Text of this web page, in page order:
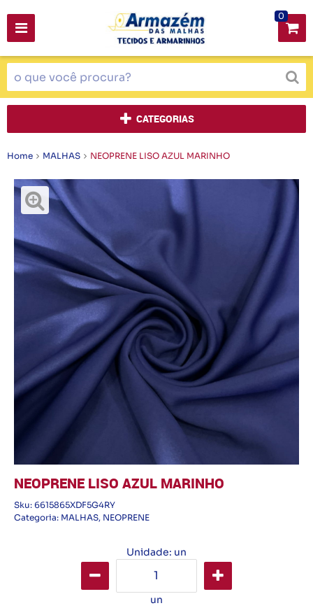
0
CATEGORIAS
Home MALHAS NEOPRENE LISO AZUL MARINHO
NEOPRENE LISO AZUL MARINHO
Sku: 6615865XDF5G4RY
Categoria: MALHAS, NEOPRENE
Unidade: un
un